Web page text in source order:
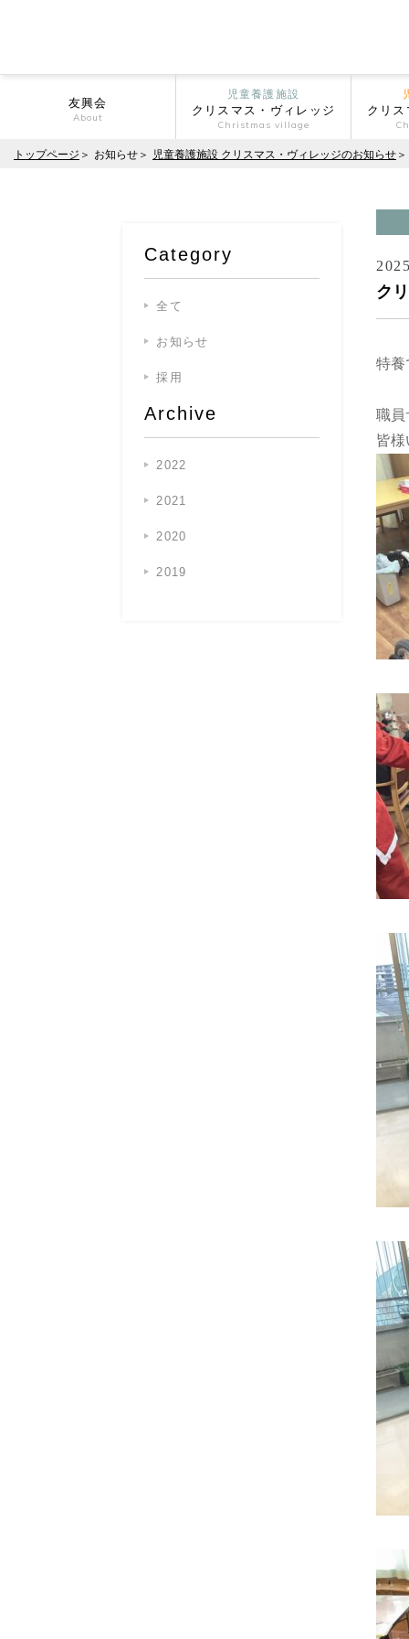
友興会
About
児童養護施設
クリスマス・ヴィレッジ
Christmas village
クリ
トップページ お知らせ 児童養護施設 クリスマス・ヴィレッジのお知らせ
ク
特養
職員
皆様
Category
全て
お知らせ
採用
Archive
2022
2021
2020
2019